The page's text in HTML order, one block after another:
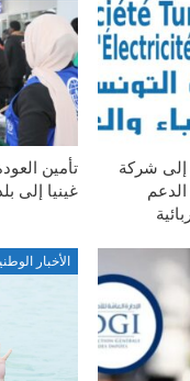
إلى شركة
غينيا إلى
الأخبار